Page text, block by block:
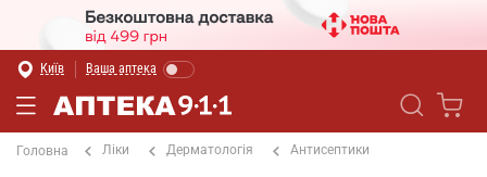
Київ Ваша аптека
Головна Ліки Дерматологія Антисептики